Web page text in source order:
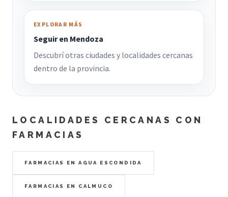
EXPLORAR MÁS
Seguir en Mendoza
Descubrí otras ciudades y localidades cercanas
dentro de la provincia.
LOCALIDADES CERCANAS CON
FARMACIAS
FARMACIAS EN AGUA ESCONDIDA
FARMACIAS EN CALMUCO